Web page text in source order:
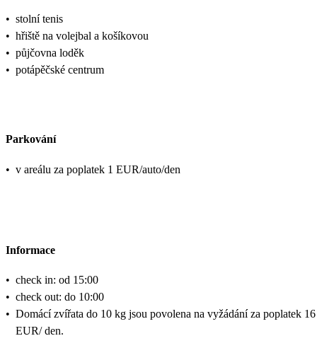
• stolní tenis
• hřiště na volejbal a košíkovou
• půjčovna loděk
• potápěčské centrum
Parkování
• v areálu za poplatek 1 EUR/auto/den
Informace
• check in: od 15:00
• check out: do 10:00
• Domácí zvířata do 10 kg jsou povolena na vyžádání za poplatek 16
EUR/ den.